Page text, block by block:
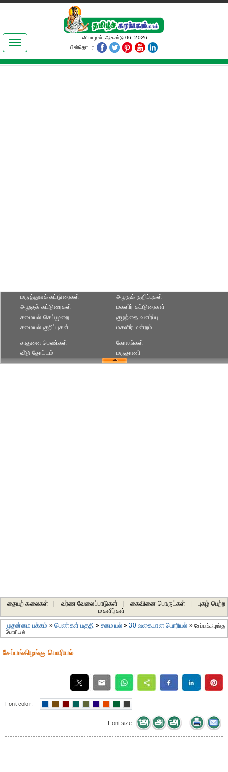
இலக்கியங்கள்
தமிழ் உலகம்
வியாழன், ஆகஸ்டு 06, 2026
பின்தொடர
மருத்துவக் கட்டுரைகள்
அழகுக் கட்டுரைகள்
அழகுக் குறிப்புகள்
மகளிர் கட்டுரைகள்
சமையல் செய்முறை
சமையல் குறிப்புகள்
குழந்தை வளர்ப்பு
மகளிர் மன்றம்
சாதனை பெண்கள்
வீடு-தோட்டம்
கோலங்கள்
மருதாணி
தையற் கலைகள் வர்ண வேலைப்பாடுகள் கைவினை பொருட்கள்
புகழ் பெற்ற
மகளிர்கள்
முதன்மை பக்கம் »பெண்கள் பகுதி »சமையல்»30 வகையான பொரியல் »சேப்பங்கிழங்கு
பொரியல்
சேப்பங்கிழங்கு பொரியல்
Font color:
Font size: